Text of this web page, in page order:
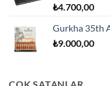
₺4.700,00
Gurkha 35th
₺9.000,00
ÇOK SATANLAR